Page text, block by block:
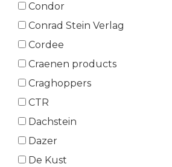
Condor
Conrad Stein Verlag
Cordee
Craenen products
Craghoppers
CTR
Dachstein
Dazer
De Kust